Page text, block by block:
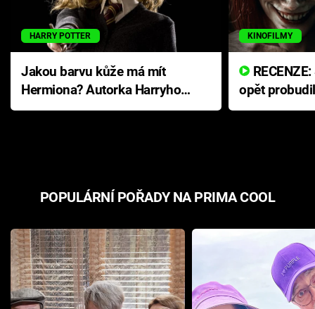
HARRY POTTER
Jakou barvu kůže má mít
Hermiona? Autorka Harryho
Pottera přišla s ráznou
KINOFILMY
opět
přichází s
POPULÁRNÍ POŘADY NA PRIMA COOL